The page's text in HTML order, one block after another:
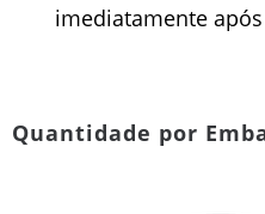
imediatamente
Quantidade por